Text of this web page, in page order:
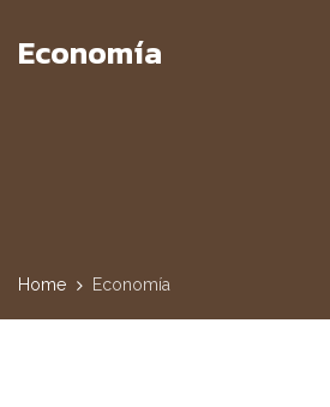
Economía
Home Economía